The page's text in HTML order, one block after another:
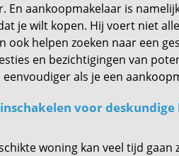
En aankoopmakelaar is
je wilt kopen. Hij voert niet
ook helpen zoeken naar een
en bezichtigingen van
als je een
voor
woning kan veel tijd